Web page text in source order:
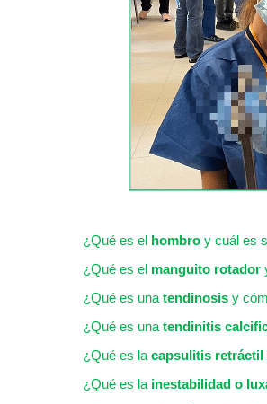
¿Qué es el hombro y cuál es
¿Qué es el manguito rotador
¿Qué es una tendinosis y
¿Qué es una tendinitis
¿Qué es la capsulitis retráctil
¿Qué es la inestabilidad o